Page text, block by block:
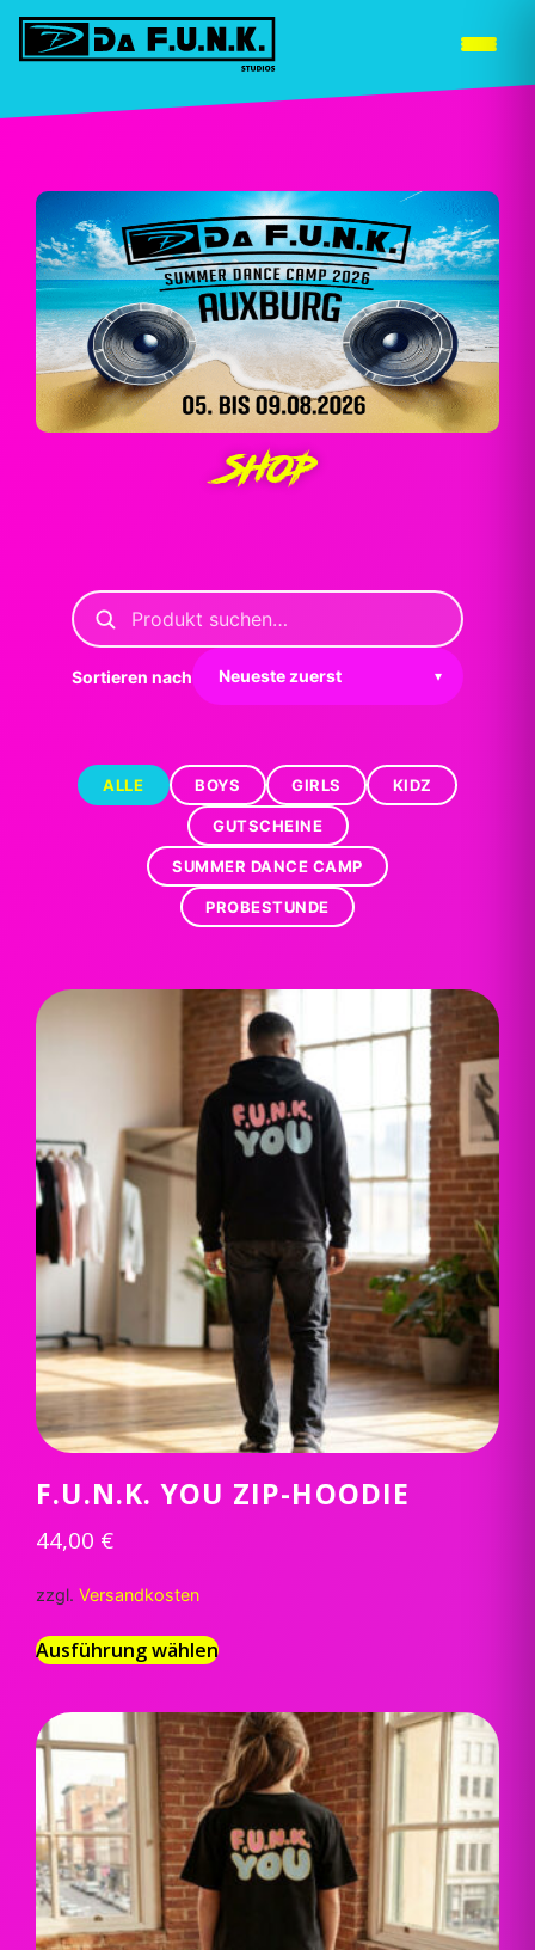
WEITERE STANDORTE »
SHOP
Sortieren nach
ALLE BOYS GIRLS KIDZ
GUTSCHEINE
SUMMER DANCE CAMP
PROBESTUNDE
F.U.N.K. YOU ZIP-HOODIE
44,00 €
zzgl. Versandkosten
Ausführung wählen